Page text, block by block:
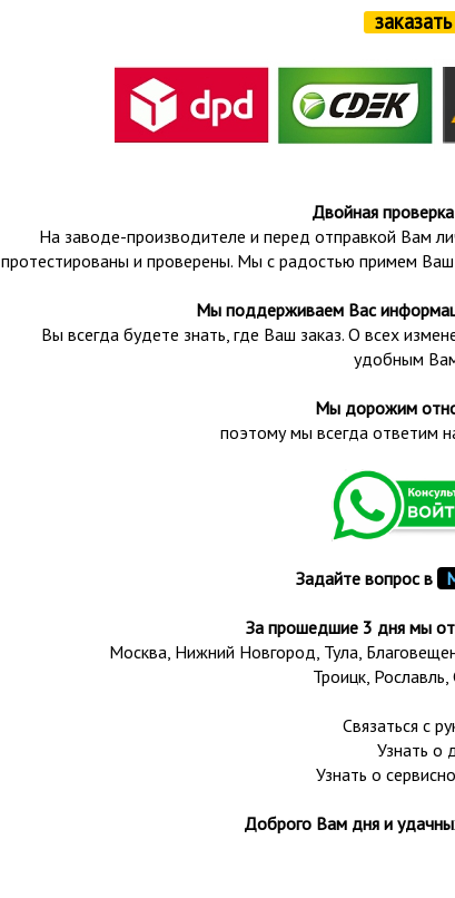
Двойная
На заводе-производителе и перед отправкой Вам
протестированы и проверены. Мы с радостью примем Ваш
Мы поддерживаем Вас
Вы всегда будете знать, где Ваш заказ. О всех
удобным
Мы дорожим
поэтому мы всегда ответим
Задайте вопрос в
За прошедшие 3 дня мы
Москва, Нижний Новгород, Тула,
Троицк, Рославль,
Связаться с
Узнать о
Узнать о
Доброго Вам дня и